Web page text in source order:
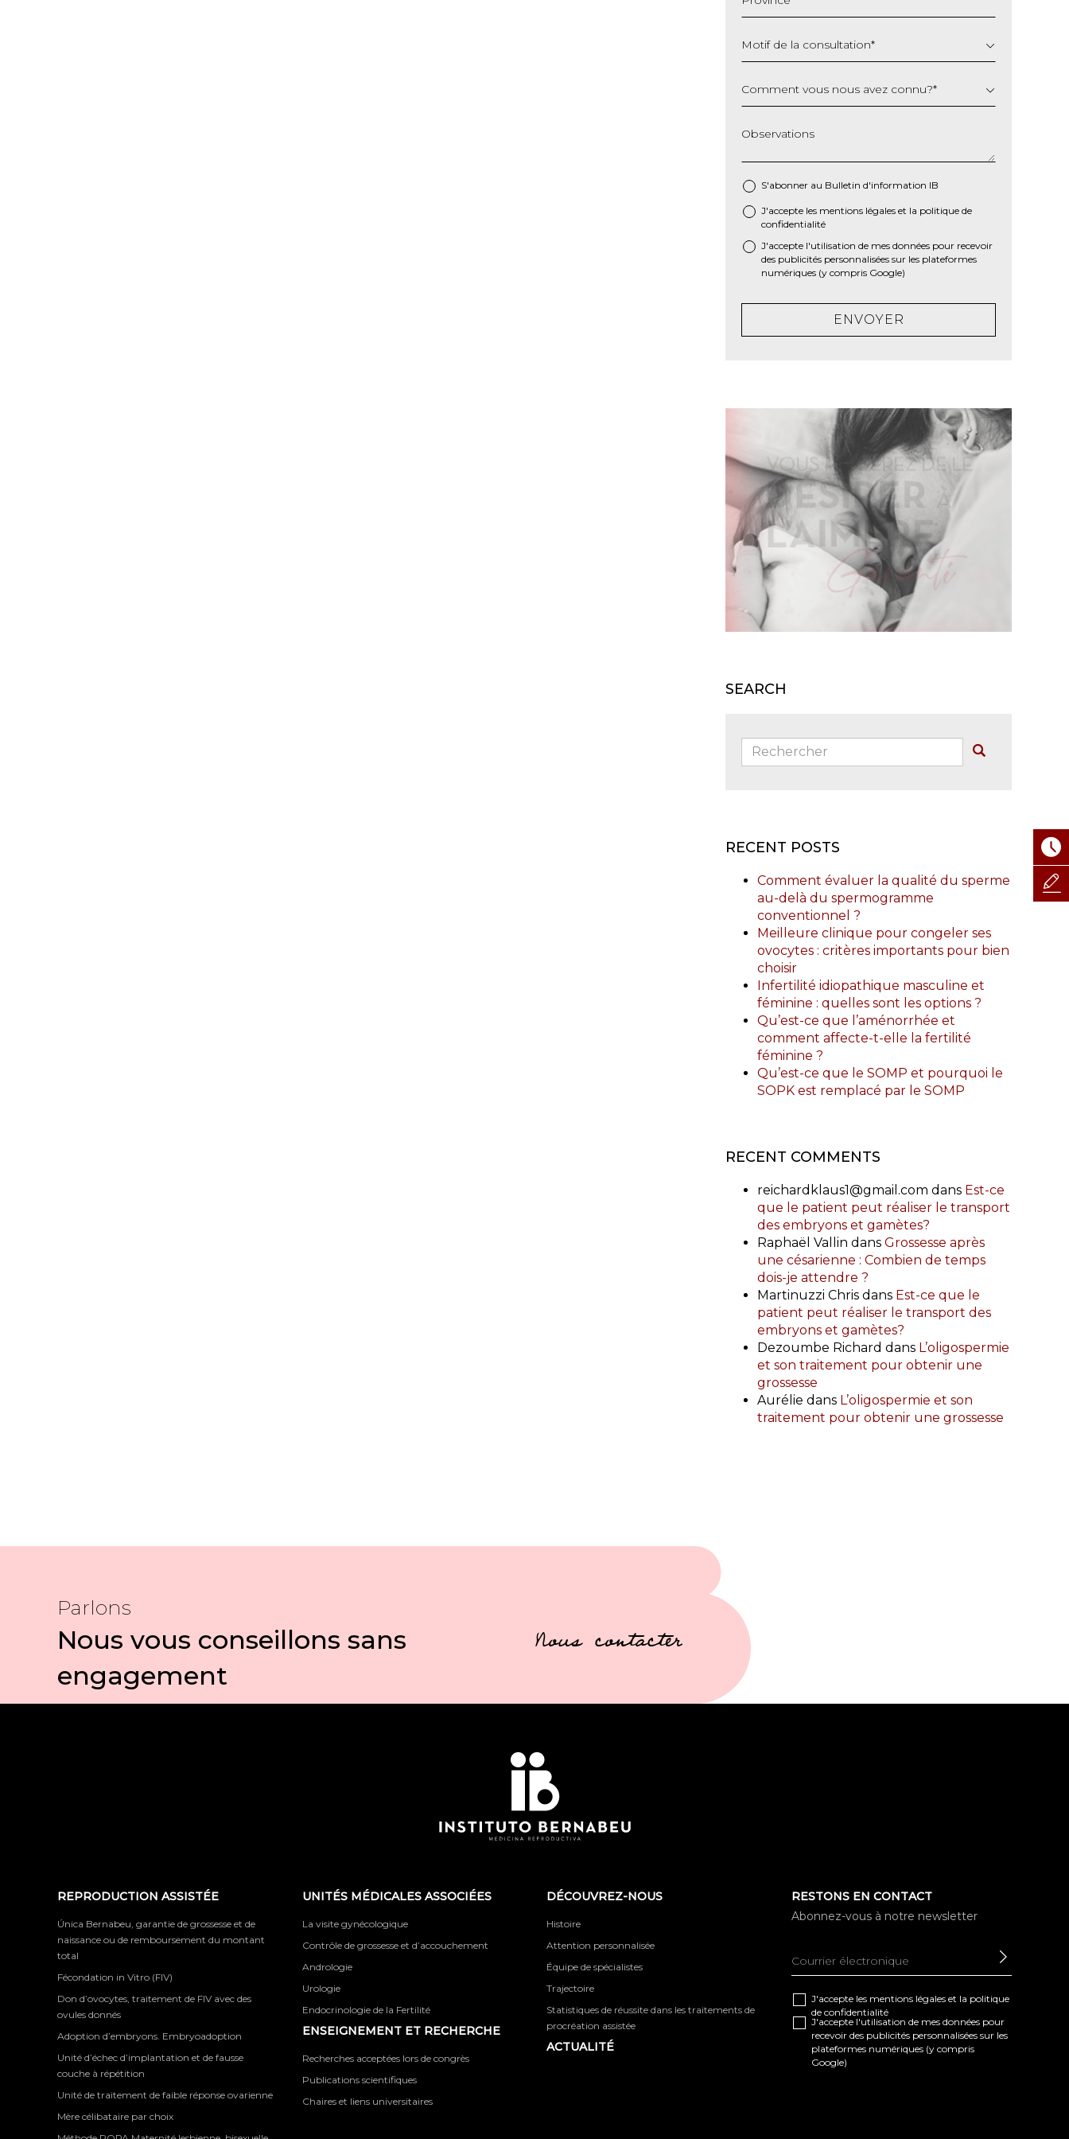
AAAA
Motif de la consultation*
Comment vous nous avez connu?*
Observations
S'abonner au Bulletin d'information IB
* J'accepte les mentions légales et la politique de
confidentialité
J'accepte l'utilisation de mes données pour recevoir
des publicités personnalisées sur les plateformes
numériques (y compris Google)
ENVOYER
SEARCH
Rechercher:
RECENT POSTS
Comment évaluer la qualité du sperme
au-delà du spermogramme
conventionnel ?
Meilleure clinique pour congeler ses
ovocytes : critères importants pour bien
choisir
Infertilité idiopathique masculine et
féminine : quelles sont les options ?
Qu’est-ce que l’aménorrhée et
comment affecte-t-elle la fertilité
féminine ?
Qu’est-ce que le SOMP et pourquoi le
SOPK est remplacé par le SOMP
RECENT COMMENTS
reichardklaus1@gmail.com dans Est-ce
que le patient peut réaliser le transport
des embryons et gamètes?
Raphaël Vallin dans Grossesse après
une césarienne : Combien de temps
dois-je attendre ?
Martinuzzi Chris dans Est-ce que le
patient peut réaliser le transport des
embryons et gamètes?
Dezoumbe Richard dans L’oligospermie
et son traitement pour obtenir une
grossesse
Aurélie dans L’oligospermie et son
traitement pour obtenir une grossesse
Parlons
Nous vous conseillons sans
engagement
Nous contacter
REPRODUCTION ASSISTÉE
Única Bernabeu, garantie de grossesse et de
naissance ou de remboursement du montant
total
Fécondation in Vitro (FIV)
Don d’ovocytes, traitement de FIV avec des
ovules donnés
Adoption d’embryons. Embryoadoption
Unité d’échec d’implantation et de fausse
couche à répétition
Unité de traitement de faible réponse ovarienne
Mère célibataire par choix
UNITÉS MÉDICALES ASSOCIÉES
La visite gynécologique
Contrôle de grossesse et d’accouchement
Andrologie
Urologie
Endocrinologie de la Fertilité
ENSEIGNEMENT ET RECHERCHE
Recherches acceptées lors de congrès
Publications scientifiques
Chaires et liens universitaires
DÉCOUVREZ-NOUS
Histoire
Attention personnalisée
Équipe de spécialistes
Trajectoire
Statistiques de réussite dans les traitements de
procréation assistée
ACTUALITÉ
RESTONS EN CONTACT
Abonnez-vous à notre newsletter
J'accepte les mentions légaleset la politique
de confidentialité
J'accepte l'utilisation de mes données pour
recevoir des publicités personnalisées sur les
plateformes numériques (y compris
Google)